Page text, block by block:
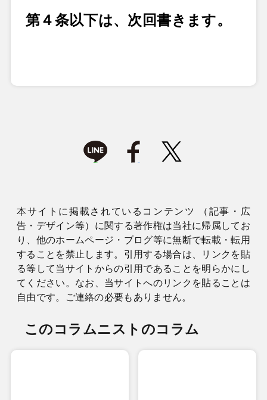
第４条以下は、次回書きます。
本サイトに掲載されているコンテンツ （記事・広
告・デザイン等）に関する著作権は当社に帰属してお
り、他のホームページ・ブログ等に無断で転載・転用
することを禁止します。引用する場合は、リンクを貼
る等して当サイトからの引用であることを明らかにし
てください。なお、当サイトへのリンクを貼ることは
自由です。ご連絡の必要もありません。
このコラムニストのコラム